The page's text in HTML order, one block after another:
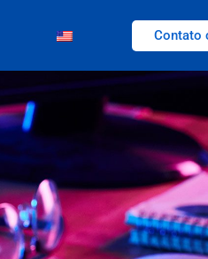
Contato